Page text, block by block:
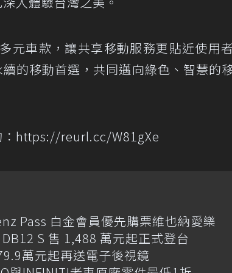
元車款，讓共享移動服務更貼近使用
的移動首選，共同邁向綠色、智慧的
：https://reurl.cc/W81gXe
Pass 白金會員優先購票維也納愛樂
S 售 1,488 萬元起正式登台
萬元起再送電子後視鏡